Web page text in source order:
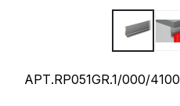
АРТ.RP051GR.1/000/4100